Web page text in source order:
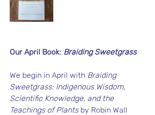
Our April Book: Braiding Sweetgrass
We begin in April with Braiding
Sweetgrass: Indigenous Wisdom,
Scientific Knowledge, and the
Teachings of Plants by Robin Wall